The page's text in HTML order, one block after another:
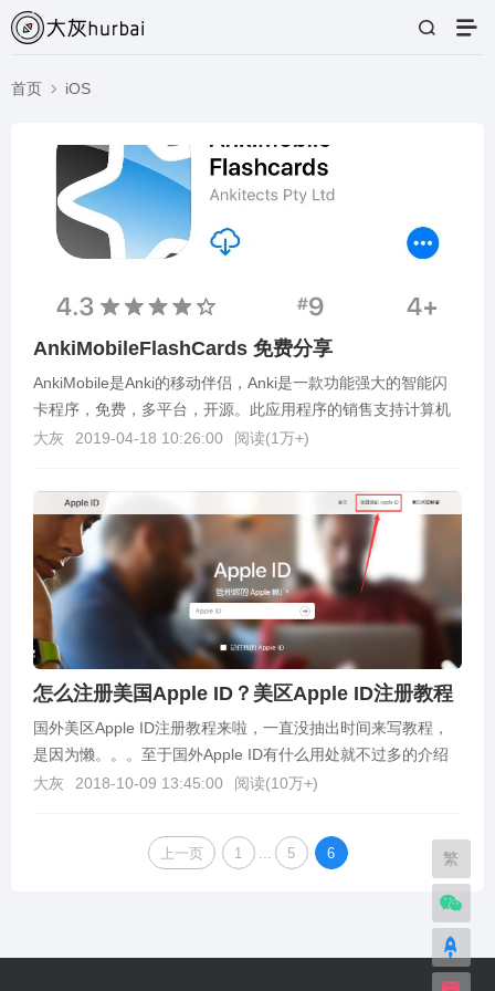
首页 iOS
AnkiMobileFlashCards 免费分享
AnkiMobile是Anki的移动伴侣，Anki是一款功能强大的智能闪
卡程序，免费，多平台，开源。此应用程序的销售支持计算机
和移动版本的开发，这就是应用程序定...
大灰 2019-04-18 10:26:00 阅读(1万+)
怎么注册美国Apple ID？美区Apple ID注册教程
国外美区Apple ID注册教程来啦，一直没抽出时间来写教程，
是因为懒。。。至于国外Apple ID有什么用处就不过多的介绍
了，需要的人自然是知道，不知道的百度...
大灰 2018-10-09 13:45:00 阅读(10万+)
上一页 1 ... 5 6 繁